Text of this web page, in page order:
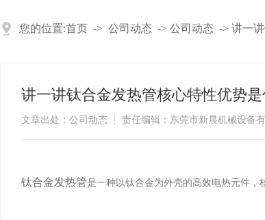
您的位置:首页 -> 公司动态 -> 公司动态 -> 讲一
讲一讲钛合金发热管核心特性优势是
文章出处：公司动态 责任编辑：东莞市新晨机械设备有
钛合金发热管是一种以钛合金为外壳的高效电热元件，